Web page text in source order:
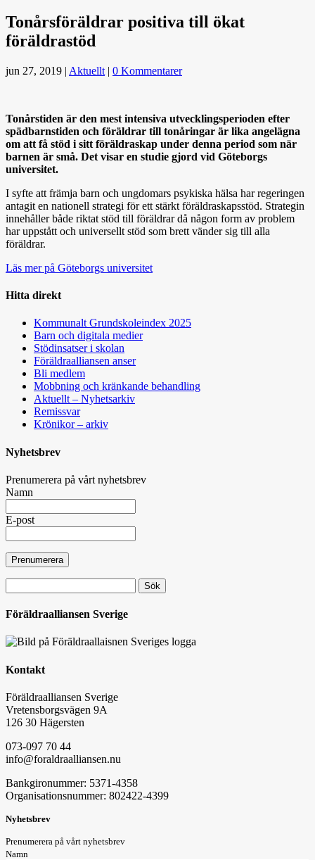
Tonårsföräldrar positiva till ökat
föräldrastöd
jun 27, 2019 | Aktuellt | 0 Kommentarer
Tonårstiden är den mest intensiva utvecklingsperioden efter
spädbarnstiden och föräldrar till tonåringar är lika angelägna
om att få stöd i sitt föräldraskap under denna period som när
barnen är små. Det visar en studie gjord vid Göteborgs
universitet.
I syfte att främja barn och ungdomars psykiska hälsa har regeringen
antagit en nationell strategi för ett stärkt föräldraskapsstöd. Strategin
innehåller både riktat stöd till föräldrar då någon form av problem
har uppstått och universellt stöd som brett vänder sig till alla
föräldrar.
Läs mer på Göteborgs universitet
Hitta direkt
Kommunalt Grundskoleindex 2025
Barn och digitala medier
Stödinsatser i skolan
Föräldraalliansen anser
Bli medlem
Mobbning och kränkande behandling
Aktuellt – Nyhetsarkiv
Remissvar
Krönikor – arkiv
Nyhetsbrev
Prenumerera på vårt nyhetsbrev
Namn
E-post
efter:
Föräldraalliansen Sverige
Kontakt
Föräldraalliansen Sverige
Vretensborgsvägen 9A
126 30 Hägersten
073-097 70 44
info@foraldraalliansen.nu
Bankgironummer: 5371-4358
Organisationsnummer: 802422-4399
Nyhetsbrev
Prenumerera på vårt nyhetsbrev
Namn